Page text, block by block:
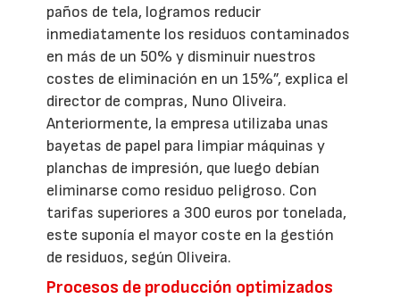
paños de tela, logramos reducir
inmediatamente los residuos contaminados
en más de un 50% y disminuir nuestros
costes de eliminación en un 15%”, explica el
director de compras, Nuno Oliveira.
Anteriormente, la empresa utilizaba unas
bayetas de papel para limpiar máquinas y
planchas de impresión, que luego debían
eliminarse como residuo peligroso. Con
tarifas superiores a 300 euros por tonelada,
este suponía el mayor coste en la gestión
de residuos, según Oliveira.
Procesos de producción optimizados